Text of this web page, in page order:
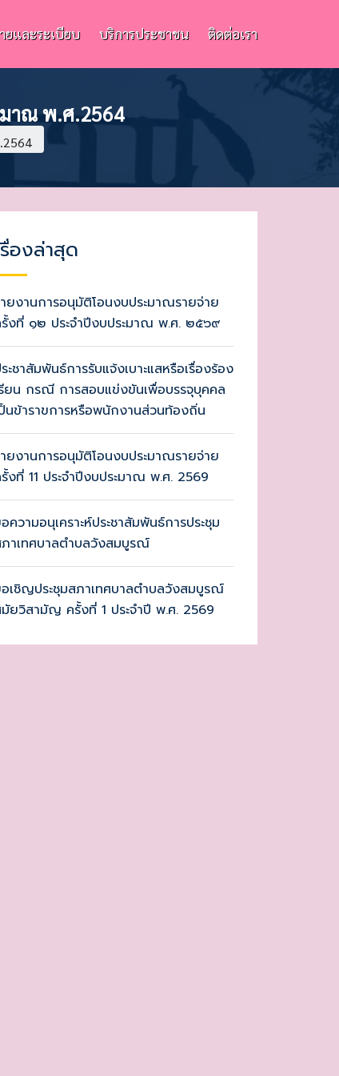
ยและระเบียบ บริการประชาชน ติดต่อเรา
าณ พ.ศ.2564
รื่องล่าสุด
ยงานการอนุมัติโอนงบประมาณรายจ่าย
งที่ ๑๒ ประจำปีงบประมาณ พ.ศ. ๒๕๖๙
ะชาสัมพันธ์การรับแจ้งเบาะแสหรือเรื่องร้อง
ยน กรณี การสอบแข่งขันเพื่อบรรจุบุคคล
นข้าราขการหรือพนักงานส่วนท้องถิ่น
ยงานการอนุมัติโอนงบประมาณรายจ่าย
งที่ 11 ประจำปีงบประมาณ พ.ศ. 2569
ความอนุเคราะห์ประชาสัมพันธ์การประชุม
าเทศบาลตำบลวังสมบูรณ์
เชิญประชุมสภาเทศบาลตำบลวังสมบูรณ์
ยวิสามัญ ครั้งที่ 1 ประจำปี พ.ศ. 2569